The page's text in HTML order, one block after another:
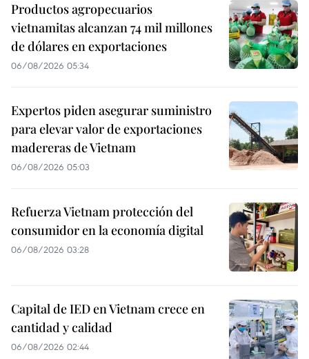
Productos agropecuarios
vietnamitas alcanzan 74 mil millones
de dólares en exportaciones
06/08/2026 05:34
Expertos piden asegurar suministro
para elevar valor de exportaciones
madereras de Vietnam
06/08/2026 05:03
Refuerza Vietnam protección del
consumidor en la economía digital
06/08/2026 03:28
Capital de IED en Vietnam crece en
cantidad y calidad
06/08/2026 02:44